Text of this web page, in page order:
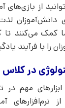
از بازی‌های
دانش‌آموزان
کمک می‌کنند تا
را با فرآیند
مهم در
نرم‌افزارهای